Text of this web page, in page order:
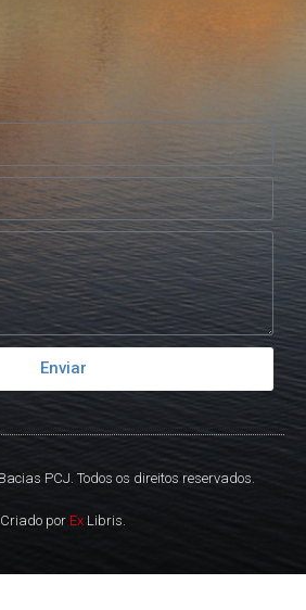
Enviar
PCJ. Todos os direitos reservados.
Criado por Ex Libris.